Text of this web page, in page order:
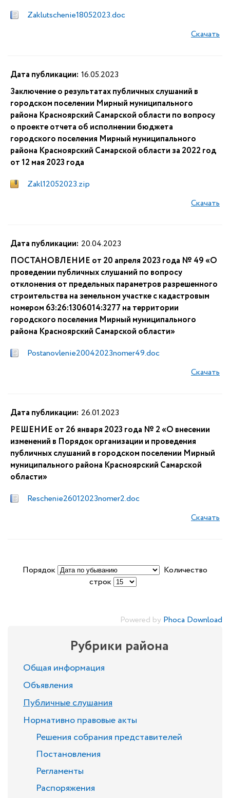
Zaklutschenie18052023.doc
Скачать
Дата публикации: 16.05.2023
Заключение о результатах публичных слушаний в
городском поселении Мирный муниципального
района Красноярский Самарской области по вопросу
о проекте отчета об исполнении бюджета
городского поселения Мирный муниципального
района Красноярский Самарской области за 2022 год
от 12 мая 2023 года
Zakl12052023.zip
Скачать
Дата публикации: 20.04.2023
ПОСТАНОВЛЕНИЕ от 20 апреля 2023 года № 49 «О
проведении публичных слушаний по вопросу
отклонения от предельных параметров разрешенного
строительства на земельном участке с кадастровым
номером 63:26:1306014:3277 на территории
городского поселения Мирный муниципального
района Красноярский Самарской области»
Postanovlenie20042023nomer49.doc
Скачать
Дата публикации: 26.01.2023
РЕШЕНИЕ от 26 января 2023 года № 2 «О внесении
изменений в Порядок организации и проведения
публичных слушаний в городском поселении Мирный
муниципального района Красноярский Самарской
области»
Reschenie26012023nomer2.doc
Скачать
Порядок
Количество
строк
Powered by Phoca Download
Рубрики района
Общая информация
Объявления
Публичные слушания
Нормативно правовые акты
Решения собрания представителей
Постановления
Регламенты
Распоряжения